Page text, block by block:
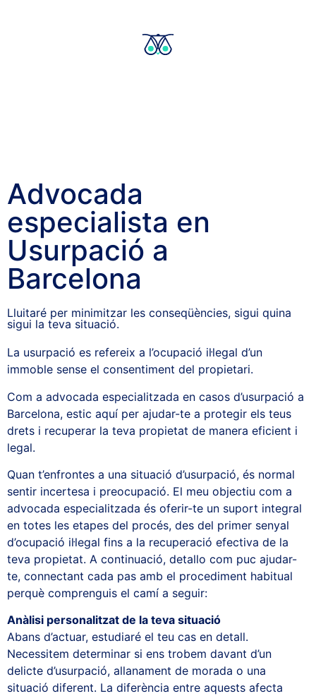
Advocada
especialista en
Usurpació a
Barcelona
Lluitaré per minimitzar les conseqüències, sigui quina
sigui la teva situació.
La usurpació es refereix a l’ocupació il·legal d’un
immoble sense el consentiment del propietari.
Com a advocada especialitzada en casos d’usurpació a
Barcelona, estic aquí per ajudar-te a protegir els teus
drets i recuperar la teva propietat de manera eficient i
legal.
Quan t’enfrontes a una situació d’usurpació, és normal
sentir incertesa i preocupació. El meu objectiu com a
advocada especialitzada és oferir-te un suport integral
en totes les etapes del procés, des del primer senyal
d’ocupació il·legal fins a la recuperació efectiva de la
teva propietat. A continuació, detallo com puc ajudar-
te, connectant cada pas amb el procediment habitual
perquè comprenguis el camí a seguir:
Anàlisi personalitzat de la teva situació
Abans d’actuar, estudiaré el teu cas en detall.
Necessitem determinar si ens trobem davant d’un
delicte d’usurpació, allanament de morada o una
situació diferent. La diferència entre aquests afecta